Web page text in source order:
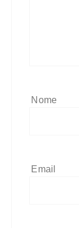
Nome
Email